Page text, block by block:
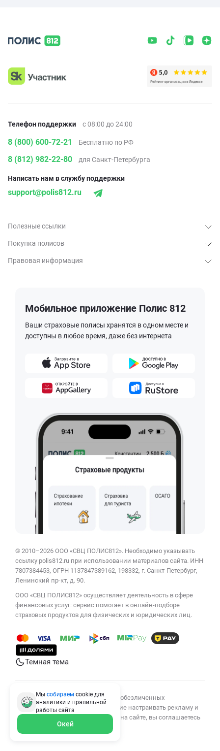
Полезные ссылки
Покупка полисов
Правовая информация
Телефон поддержки с 08:00 до 24:00
8 (800) 600-72-21 Бесплатно по РФ
8 (812) 982-22-80 для Санкт-Петербурга
Написать нам в службу поддержки
support@polis812.ru
Мобильное приложение Полис 812
Ваши страховые полисы хранятся в одном месте и
доступны в любое время, даже без интернета
© 2010–2026 ООО «СВЦ ПОЛИС812». Необходимо указывать
ссылку polis812.ru при использовании материалов сайта. ИНН
7807384453, ОГРН 1137847389162, 198332, г. Санкт-Петербург,
Ленинский пр-кт, д. 90.
ООО «СВЦ ПОЛИС812» осуществляет деятельность в сфере
финансовых услуг: сервис помогает в онлайн-подборе
страховых продуктов для физических и юридических лиц.
Темная тема
Мы используем cookies для сбора обезличенных
персональных данных, помогающие настраивать рекламу и
анализировать трафик. Оставаясь на сайте, вы соглашаетесь
на сбор таких данных.
Мы собираем cookie для
аналитики и правильной
работы сайта
Окей